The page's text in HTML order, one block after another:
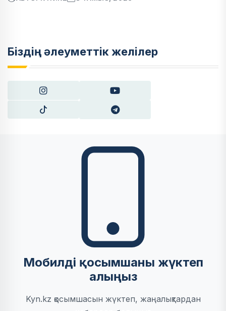
Біздің әлеуметтік желілер
Мобилді қосымшаны жүктеп
алыңыз
Kyn.kz қосымшасын жүктеп, жаңалықтардан